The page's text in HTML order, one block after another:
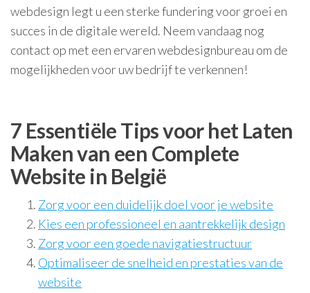
webdesign legt u een sterke fundering voor groei en
succes in de digitale wereld. Neem vandaag nog
contact op met een ervaren webdesignbureau om de
mogelijkheden voor uw bedrijf te verkennen!
7 Essentiële Tips voor het Laten
Maken van een Complete
Website in België
Zorg voor een duidelijk doel voor je website
Kies een professioneel en aantrekkelijk design
Zorg voor een goede navigatiestructuur
Optimaliseer de snelheid en prestaties van de
website